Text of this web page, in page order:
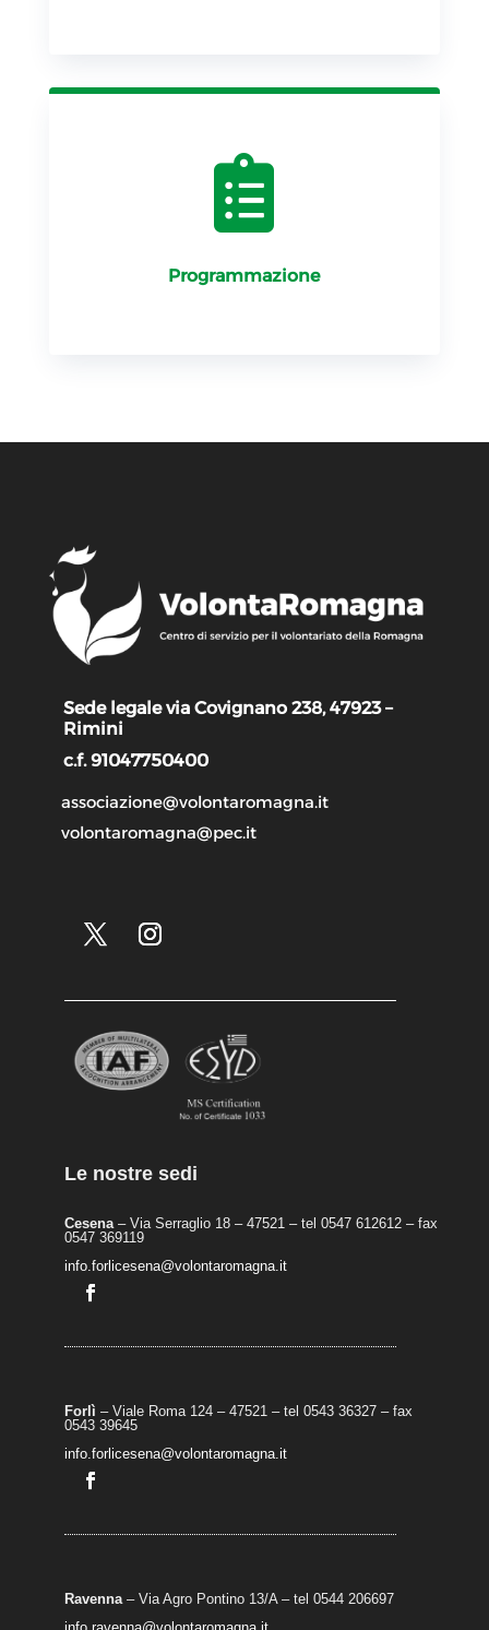

Programmazione
Sede legale via Covignano 238, 47923 –
Rimini
c.f. 91047750400
associazione@volontaromagna.it
volontaromagna@pec.it
Le nostre sedi
Cesena– Via Serraglio 18 – 47521 – tel 0547 612612 – fax
0547 369119
info.forlicesena@volontaromagna.it
Forlì – Viale Roma 124 – 47521 – tel 0543 36327 – fax
0543 39645
info.forlicesena@volontaromagna.it
Ravenna– Via Agro Pontino 13/A– tel 0544 206697